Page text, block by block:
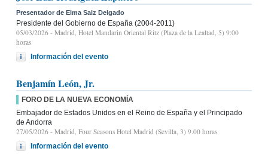
Presentador de Elma Saiz Delgado
Presidente del Gobierno de España (2004-2011)
05/03/2026 - Madrid, Hotel Mandarin Oriental Ritz (Plaza de la Lealtad, 5) 9:00
horas
Información del evento
Benjamín León, Jr.
FORO DE LA NUEVA ECONOMÍA
Embajador de Estados Unidos en el Reino de España y el Principado
de Andorra
27/05/2026 - Madrid, Four Seasons Hotel Madrid (Sevilla, 3) 9.00 horas
Información del evento